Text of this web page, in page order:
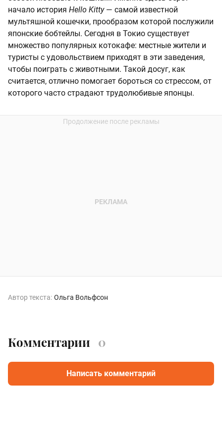
начало история Hello Kitty— самой известной
мультяшной кошечки, прообразом которой послужили
японские бобтейлы. Сегодня в Токио существует
множество популярных котокафе: местные жители и
туристы с удовольствием приходят в эти заведения,
чтобы поиграть с животными. Такой досуг, как
считается, отлично помогает бороться со стрессом, от
которого часто страдают трудолюбивые японцы.
Автор текста: Ольга Вольфсон
Комментарии 0
Написать комментарий